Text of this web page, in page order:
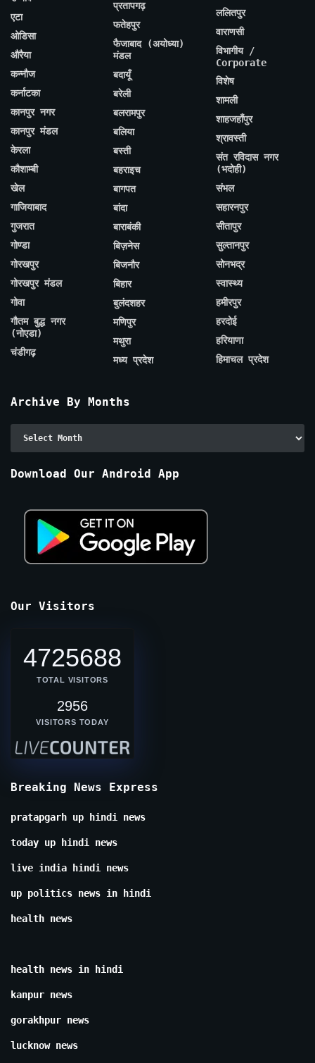
एटा
ओडिसा
औरैया
कन्नौज
कर्नाटका
कानपुर नगर
कानपुर मंडल
केरला
कौशाम्बी
खेल
गाजियाबाद
गुजरात
गोण्डा
गोरखपुर
गोरखपुर मंडल
गोवा
गौतम बुद्ध नगर
(नोएडा)
चंडीगढ़
प्रतापगढ़
फतेहपुर
फैजाबाद (अयोध्या)
मंडल
बदायूँ
बरेली
बलरामपुर
बलिया
बस्ती
बहराइच
बागपत
बांदा
बाराबंकी
बिज़नेस
बिजनौर
बिहार
बुलंदशहर
मणिपुर
मथुरा
मध्य प्रदेश
ललितपुर
वाराणसी
विभागीय /
Corporate
विशेष
शामली
शाहजहाँपुर
श्रावस्ती
संत रविदास नगर
(भदोही)
संभल
सहारनपुर
सीतापुर
सुल्तानपुर
सोनभद्र
स्वास्थ्य
हमीरपुर
हरदोई
हरियाणा
हिमाचल प्रदेश
Archive By Months
Download Our Android App
Our Visitors
4725688
TOTAL VISITORS
2956
VISITORS TODAY
Breaking News Express
pratapgarh up hindi news
today up hindi news
live india hindi news
up politics news in hindi
health news
health news in hindi
kanpur news
gorakhpur news
lucknow news